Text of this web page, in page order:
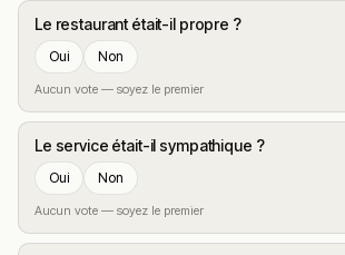
Le restaurant était-il propre ?
Oui Non
Aucun vote — soyez le premier
Le service était-il sympathique ?
Oui Non
Aucun vote — soyez le premier